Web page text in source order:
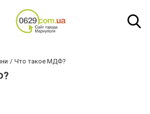
Что такое МДФ?